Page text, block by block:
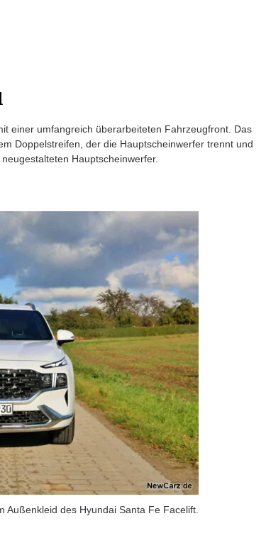
einer umfangreich überarbeiteten Fahrzeugfront. Das
Doppelstreifen, der die Hauptscheinwerfer trennt und
Hauptscheinwerfer.
Außenkleid des Hyundai Santa Fe Facelift.